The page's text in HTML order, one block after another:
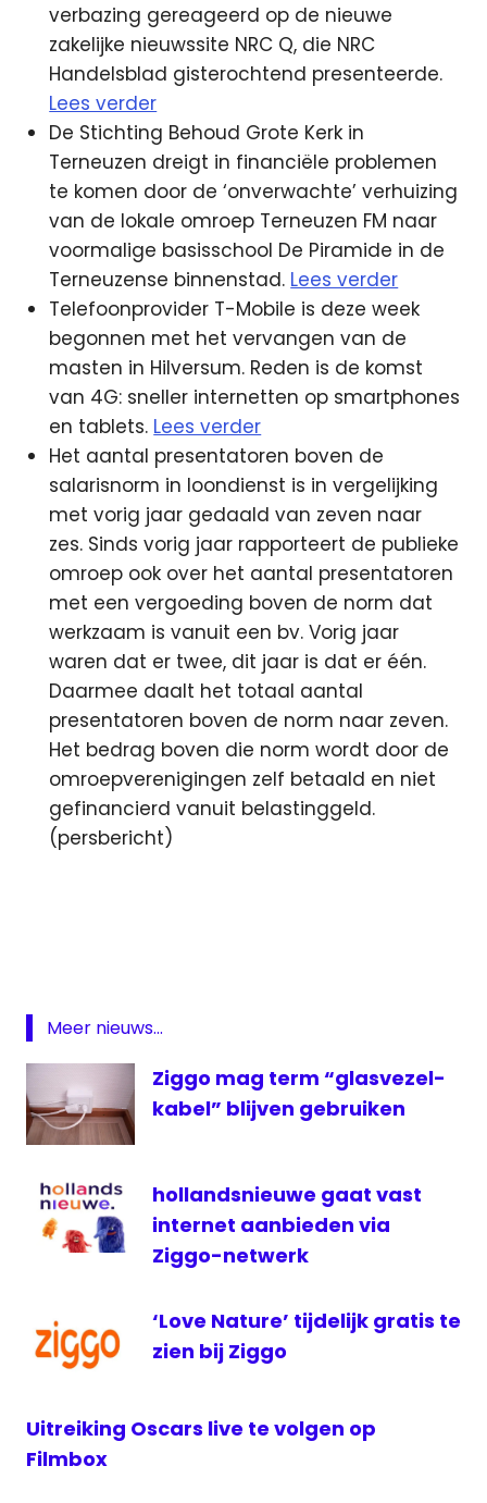
verbazing gereageerd op de nieuwe
zakelijke nieuwssite NRC Q, die NRC
Handelsblad gisterochtend presenteerde.
Lees verder
De Stichting Behoud Grote Kerk in
Terneuzen dreigt in financiële problemen
te komen door de ‘onverwachte’ verhuizing
van de lokale omroep Terneuzen FM naar
voormalige basisschool De Piramide in de
Terneuzense binnenstad. Lees verder
Telefoonprovider T-Mobile is deze week
begonnen met het vervangen van de
masten in Hilversum. Reden is de komst
van 4G: sneller internetten op smartphones
en tablets. Lees verder
Het aantal presentatoren boven de
salarisnorm in loondienst is in vergelijking
met vorig jaar gedaald van zeven naar
zes. Sinds vorig jaar rapporteert de publieke
omroep ook over het aantal presentatoren
met een vergoeding boven de norm dat
werkzaam is vanuit een bv. Vorig jaar
waren dat er twee, dit jaar is dat er één.
Daarmee daalt het totaal aantal
presentatoren boven de norm naar zeven.
Het bedrag boven die norm wordt door de
omroepverenigingen zelf betaald en niet
gefinancierd vanuit belastinggeld.
(persbericht)
Radio 5
Nostalgia
TV
Vlaanderen
Twitter
ziggo
Meer nieuws...
Ziggo mag term “glasvezel-
kabel” blijven gebruiken
hollandsnieuwe gaat vast
internet aanbieden via
Ziggo-netwerk
‘Love Nature’ tijdelijk gratis te
zien bij Ziggo
Uitreiking Oscars live te volgen op
Filmbox